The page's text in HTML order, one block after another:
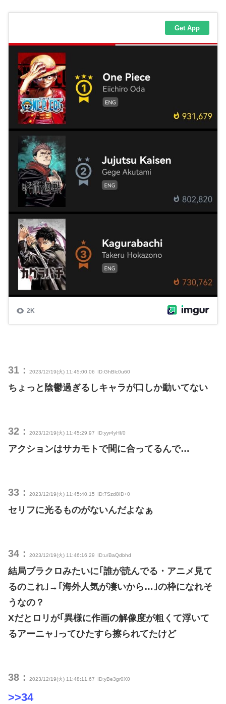
31： 2023/12/19(火) 11:45:00.06 ID:GhBlc0u60
ちょっと陰鬱過ぎるしキャラが口しか動いてない
32： 2023/12/19(火) 11:45:29.97 ID:yyr4yHI/0
アクションはサカモトで間に合ってるんで…
33： 2023/12/19(火) 11:45:40.15 ID:7Szd8ID+0
セリフに光るものがないんだよなぁ
34： 2023/12/19(火) 11:46:16.29 ID:u/BaQdbhd
結局ブラクロみたいに｢誰が読んでる・アニメ見て
るのこれ｣→｢海外人気が凄いから…｣の枠になれそ
うなの？
Xだとロリが｢異様に作画の解像度が粗くて浮いて
るアーニャ｣ってひたすら擦られてたけど
38： 2023/12/19(火) 11:48:11.67 ID:yBe3gr0X0
>>34